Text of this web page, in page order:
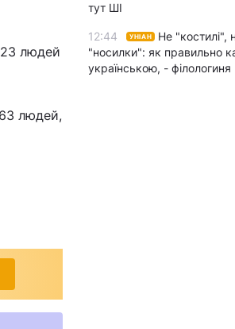
людей
людей,
тут ШІ
12:44 УНІАН
Не "костилі",
"носилки": як правильно
українською, - філологиня